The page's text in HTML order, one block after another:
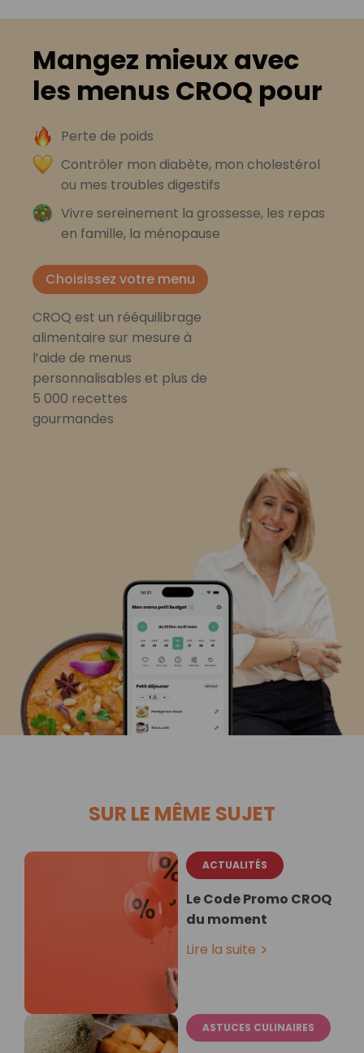
Mangez mieux avec
les menus CROQ pour
Perte de poids
Contrôler mon diabète, mon cholestérol
ou mes troubles digestifs
Vivre sereinement la grossesse, les repas
en famille, la ménopause
Choisissez votre menu
CROQ est un rééquilibrage
alimentaire sur mesure à
l’aide de menus
personnalisables et plus de
5 000 recettes
gourmandes
SUR LE MÊME SUJET
ACTUALITÉS
Le Code Promo CROQ
du moment
Lire la suite
ASTUCES CULINAIRES